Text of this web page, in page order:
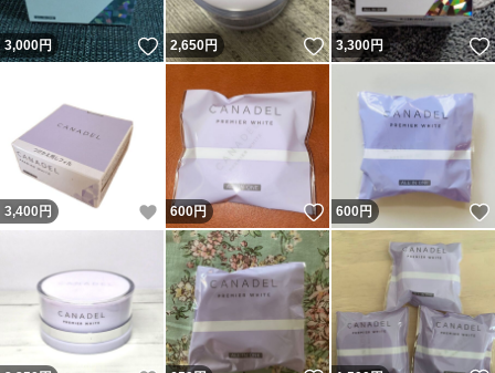
3,000円 いいね！
2,650円 いいね！
3,300円
3,400 円 いいね！
600円 いいね！
600円